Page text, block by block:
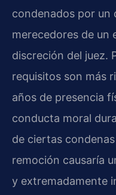
condenados por un
merecedores de un
discreción del juez.
requisitos son más
años de presencia
conducta moral
de ciertas
remoción causaría
y extremadamente